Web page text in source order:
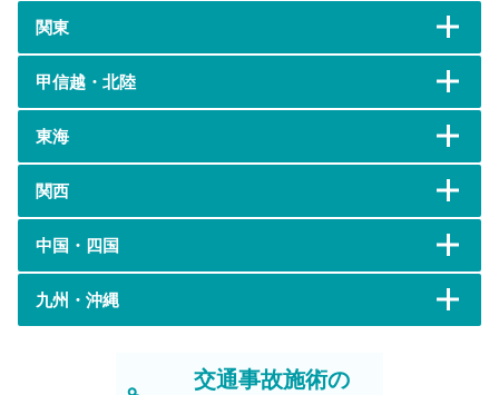
関東
甲信越・北陸
東海
関西
中国・四国
九州・沖縄
交通事故施術の